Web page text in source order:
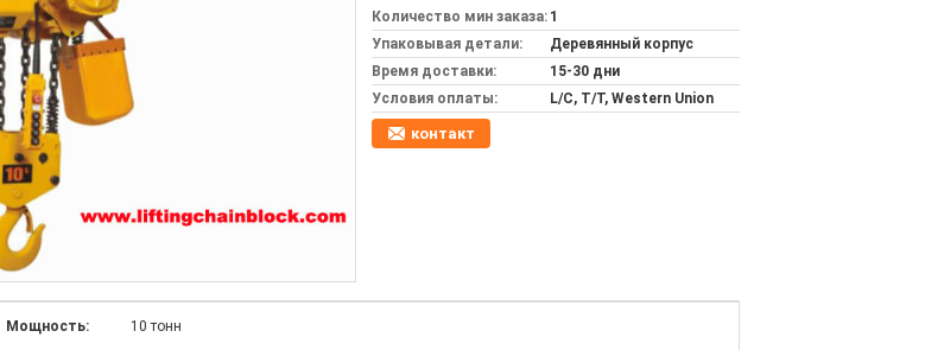
Количество мин заказа: 1
Упаковывая детали:
Деревянный корпус
Время доставки:
15-30 дни
Условия оплаты:
L/C, T/T, Western Union
контакт
Мощность: 10 тонн